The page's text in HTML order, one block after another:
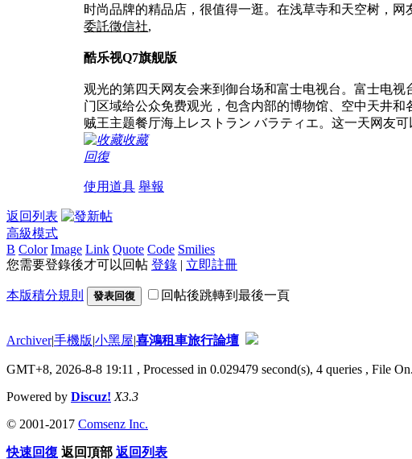
时尚品牌的精品店，很值得一逛。在浅草寺和天空树，
委託徵信社,
酷乐视Q7旗舰版
观光的第四天网友会来到御台场和富士电视台。富士电
门区域给公众免费观光，包含内部的博物馆、空中天井
贼王主题餐厅海上レストラン バラティエ。这一天网友
收藏
回復
使用道具 舉報
返回列表
高級模式
B Color Image Link Quote Code Smilies
您需要登錄後才可以回帖 登錄 | 立即註冊
本版積分規則 發表回復 回帖後跳轉到最後一頁
Archiver|手機版|小黑屋|喜鴻租車旅行論壇
GMT+8, 2026-8-8 19:11 , Processed in 0.029479 second(s), 4 queries , File On.
Powered by Discuz! X3.3
© 2001-2017 Comsenz Inc.
快速回復 返回頂部 返回列表